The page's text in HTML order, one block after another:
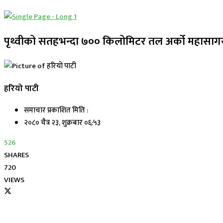
पृथ्वीको सतहभन्दा ७०० किलोमिटर तल अर्को
हरियो पाटी
समाचार प्रकाशित मिति :
२०८० चैत्र २३, शुक्रबार ०६:५३
526
SHARES
720
VIEWS